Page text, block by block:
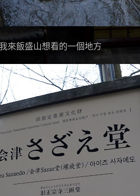
來飯盛山想看的一個地方